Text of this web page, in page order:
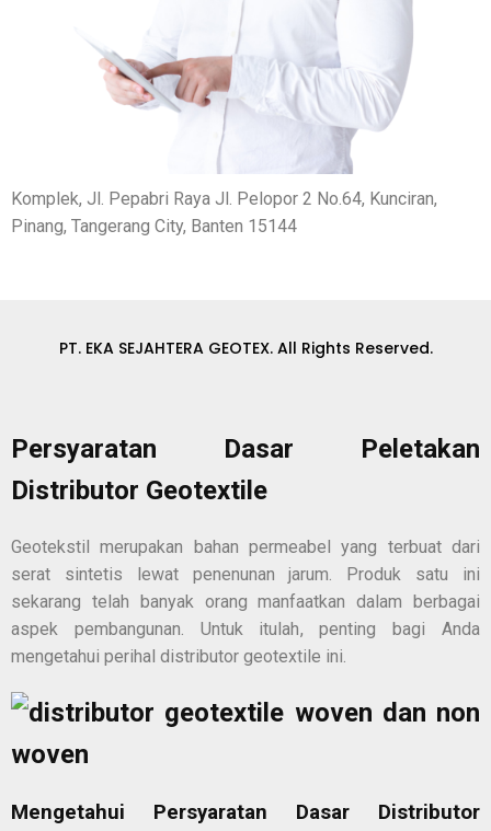
Komplek, Jl. Pepabri Raya Jl. Pelopor 2 No.64, Kunciran,
Pinang, Tangerang City, Banten 15144
PT. EKA SEJAHTERA GEOTEX. All Rights Reserved.
Persyaratan Dasar Peletakan
Distributor Geotextile
Geotekstil merupakan bahan permeabel yang terbuat dari
serat sintetis lewat penenunan jarum. Produk satu ini
sekarang telah banyak orang manfaatkan dalam berbagai
aspek pembangunan. Untuk itulah, penting bagi Anda
mengetahui perihal distributor geotextile ini.
Mengetahui Persyaratan Dasar Distributor